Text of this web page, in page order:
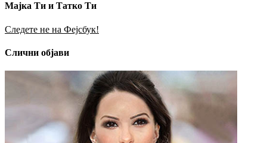
Мајка Ти и Татко Ти
Следете не на Фејсбук!
Слични објави